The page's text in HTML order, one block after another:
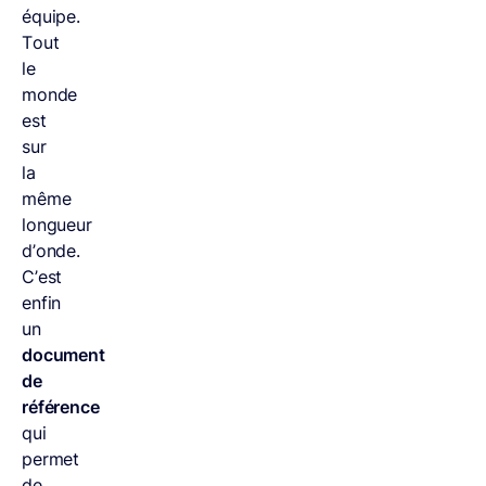
équipe.
Tout
le
monde
est
sur
la
même
longueur
d’onde.
C’est
enfin
un
document
de
référence
qui
permet